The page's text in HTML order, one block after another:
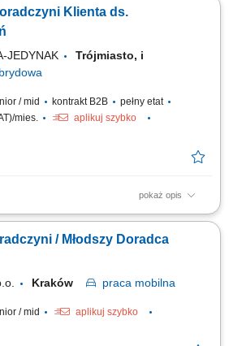
własnej bazy kontaktów. Do zadań
nowych klientów biznesowych,
Klienta ds.
JEDYNAK
Trójmiasto, i
/ mid kontrakt B2B
pełny etat
mies.
aplikuj szybko
pokaż opis
w branży ubezpieczeniowej – liczy się
zawodowy. Jeśli pracujesz obecnie w
OZE, telekomunikacji,
/ Młodszy Doradca
Kraków praca mobilna
/ mid
aplikuj szybko